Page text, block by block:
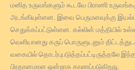
மனித உருவங்களும் கூடவே பிராணி
அடங்கியுள்ளன. இவை பெருமளவுக்கு
செதுக்கப்பட்டுள்ளன. கல்லின் மத்தியில்
வெளியானது கருப் பொருளுடனும்
வகையில் தொடர்புபடுத்தப்பட்டிருத்தலே
பிரதானமான ஒன்றாக காணப்படுகிறது.